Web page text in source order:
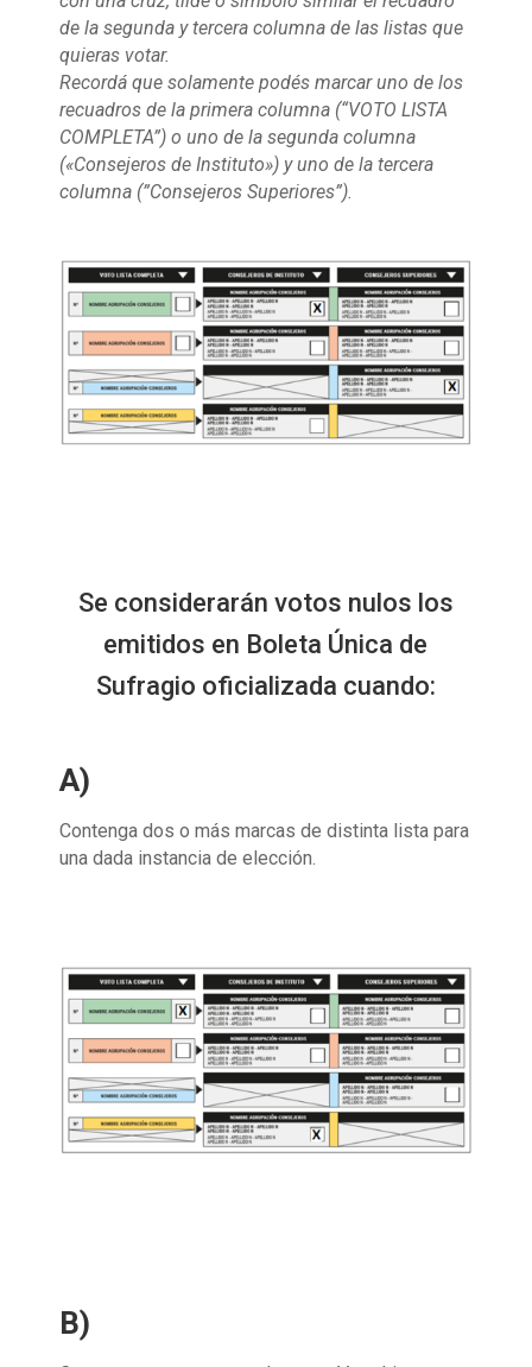
de la segunda y tercera columnade las listas que
quieras votar.
Recordá que solamente podés marcar uno de los
recuadros de la primera columna (“VOTO LISTA
COMPLETA”) o uno de la segunda columna
(«Consejeros de Instituto») y uno de la tercera
columna (”Consejeros Superiores”).
Se considerarán votos nulos los
emitidos en Boleta Única de
Sufragio oficializada cuando:
A)
Contenga dos o más marcas de distinta lista para
una dada instancia de elección.
B)